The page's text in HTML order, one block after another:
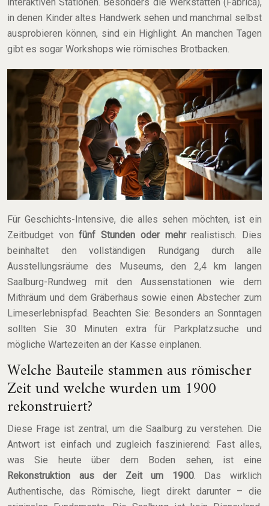
in denen Kinder altes Handwerk sehen und manchmal selbst
ausprobieren können, sind ein Highlight. An manchen Tagen
gibt es sogar Workshops wie römisches Brotbacken.
Für Geschichts-Intensive, die alles sehen möchten, ist ein
Zeitbudget vonfünf Stunden oder mehrrealistisch. Dies
beinhaltet den vollständigen Rundgang durch alle
Ausstellungsräume des Museums, den 2,4 km langen
Saalburg-Rundweg mit den Aussenstationen wie dem
Mithräum und dem Gräberhaus sowie einen Abstecher zum
Limeserlebnispfad. Beachten Sie: Besonders an Sonntagen
sollten Sie 30 Minuten extra für Parkplatzsuche und
mögliche Wartezeiten an der Kasse einplanen.
Welche Bauteile stammen aus römischer
Zeit und welche wurden um 1900
rekonstruiert?
Diese Frage ist zentral, um die Saalburg zu verstehen. Die
Antwort ist einfach und zugleich faszinierend: Fast alles,
was Sie heute über dem Boden sehen, ist eine
Rekonstruktion aus der Zeit um 1900. Das wirklich
Authentische, das Römische, liegt direkt darunter – die